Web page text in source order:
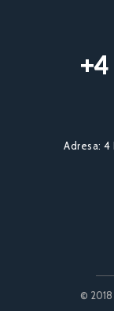
Adresa: 4
©